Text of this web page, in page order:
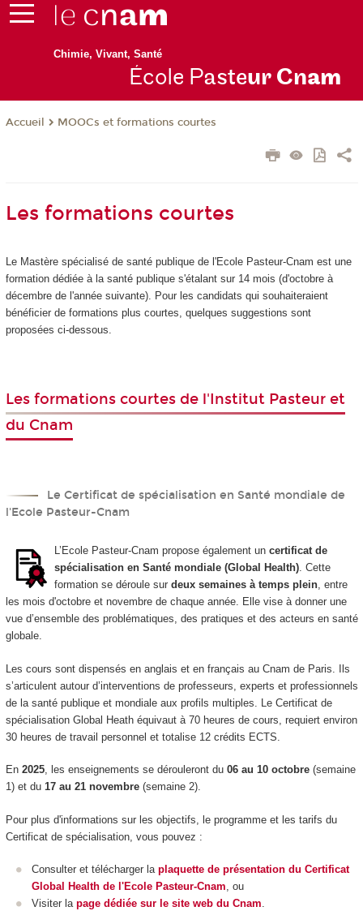
Chimie, Vivant, Santé
École Pasteur Cnam
Accueil MOOCs et formations courtes
Les formations courtes
Le Mastère spécialisé de santé publique de l'Ecole Pasteur-Cnam est une
formation dédiée à la santé publique s'étalant sur 14 mois (d'octobre à
décembre de l'année suivante). Pour les candidats qui souhaiteraient
bénéficier de formations plus courtes, quelques suggestions sont
proposées ci-dessous.
Les formations courtes de l'Institut Pasteur et
du Cnam
Le Certificat de spécialisation en Santé mondiale de
l'Ecole Pasteur-Cnam
L’Ecole Pasteur-Cnam propose également un certificat de
spécialisation en Santé mondiale (Global Health). Cette
formation se déroule sur deux semaines à temps plein, entre
les mois d'octobre et novembre de chaque année. Elle vise à donner une
vue d’ensemble des problématiques, des pratiques et des acteurs en santé
globale.
Les cours sont dispensés en anglais et en français au Cnam de Paris. Ils
s’articulent autour d’interventions de professeurs, experts et professionnels
de la santé publique et mondiale aux profils multiples. Le Certificat de
spécialisation Global Heath équivaut à 70 heures de cours, requiert environ
30 heures de travail personnel et totalise 12 crédits ECTS.
En 2025, les enseignements se dérouleront du 06 au 10 octobre(semaine
1) et du 17 au 21 novembre(semaine 2).
Pour plus d'informations sur les objectifs, le programme et les tarifs du
Certificat de spécialisation, vous pouvez :
Consulter et télécharger la plaquette de présentation du Certificat
Global Health de l'Ecole Pasteur-Cnam, ou
Visiter la page dédiée sur le site web du Cnam.